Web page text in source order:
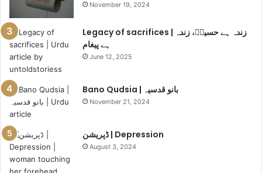
ر
ی
ا
ا
November 19, 2024
Legacy of sacrifices | زندہ ہے حسینؓ، زندہ
ہے پیغام
June 12, 2025
Bano Qudsia | بانو قدسیہ
November 21, 2024
ڈپریشن | Depression
August 3, 2024